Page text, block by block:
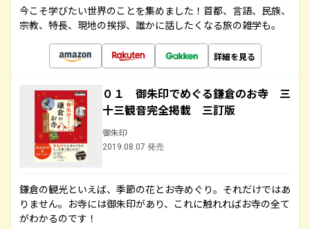
今こそ学びたい世界のことを集めました！首都、言語、民族、
宗教、特長、現地の挨拶、誰かに話したくなる旅の雑学も。
詳細を見る
０１ 御朱印でめぐる鎌倉のお寺 三
十三観音完全掲載 三訂版
御朱印
2019.08.07 発売
鎌倉の観光といえば、季節の花とお寺めぐり。それだけではあ
りません。お寺には御朱印があり、これに触れればお寺の全て
がわかるのです！